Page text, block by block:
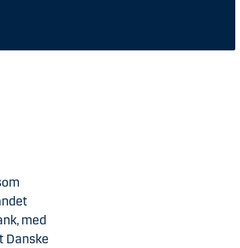
med
Danske